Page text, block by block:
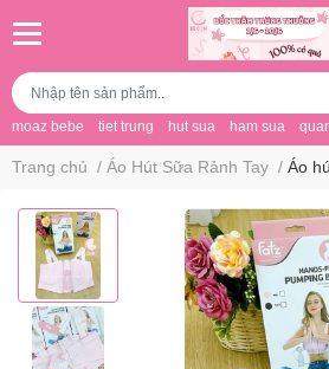
moaz bebe tiet trung hut sua ham sua
Trang chủ / Áo Hút Sữa Rảnh Tay / Áo